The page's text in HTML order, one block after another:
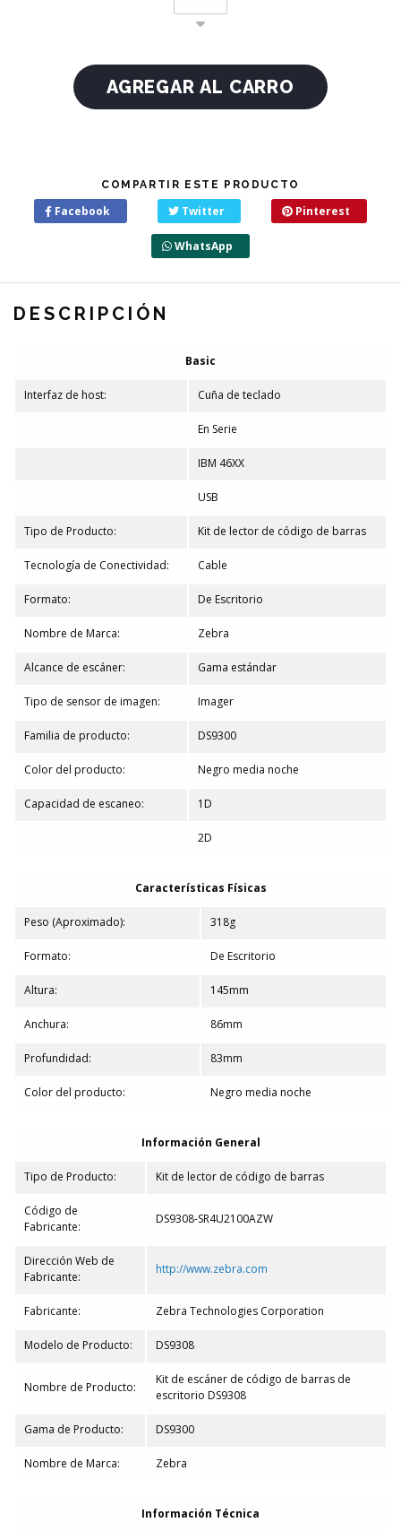
COMPARTIR ESTE PRODUCTO
Facebook Twitter Pinterest
WhatsApp
DESCRIPCIÓN
Basic
Interfaz de host: Cuña de teclado
En Serie
IBM 46XX
USB
Tipo de Producto: Kit de lector de código de barras
Tecnología de Conectividad: Cable
Formato: De Escritorio
Nombre de Marca: Zebra
Alcance de escáner: Gama estándar
Tipo de sensor de imagen: Imager
Familia de producto: DS9300
Color del producto: Negro media noche
Capacidad de escaneo: 1D
2D
Características Físicas
Peso (Aproximado): 318g
Formato: De Escritorio
Altura: 145mm
Anchura: 86mm
Profundidad: 83mm
Color del producto: Negro media noche
Información General
Tipo de Producto: Kit de lector de código de barras
Código de
Fabricante:
DS9308-SR4U2100AZW
Dirección Web de
Fabricante:
http://www.zebra.com
Fabricante: Zebra Technologies Corporation
Modelo de Producto: DS9308
Nombre de Producto:
Kit de escáner de código de barras de
escritorio DS9308
Gama de Producto: DS9300
Nombre de Marca: Zebra
Información Técnica